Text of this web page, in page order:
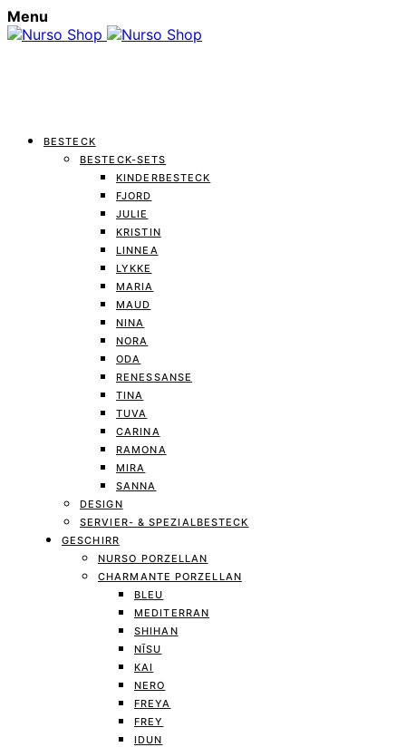
Menu
BESTECK
BESTECK-SETS
KINDERBESTECK
FJORD
JULIE
KRISTIN
LINNEA
LYKKE
MARIA
MAUD
NINA
NORA
ODA
RENESSANSE
TINA
TUVA
CARINA
RAMONA
MIRA
SANNA
DESIGN
SERVIER- & SPEZIALBESTECK
GESCHIRR
NURSO PORZELLAN
CHARMANTE PORZELLAN
BLEU
MEDITERRAN
SHIHAN
NĪSU
KAI
NERO
FREYA
FREY
IDUN